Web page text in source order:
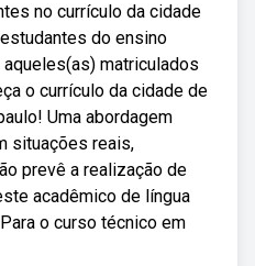
no currículo da cidade
do ensino
matriculados
o currículo da cidade de
Uma abordagem
situações reais,
prevê a realização de
acadêmico de língua
o curso técnico em